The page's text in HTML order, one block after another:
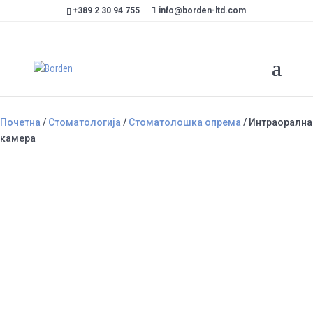
+389 2 30 94 755 info@borden-ltd.com
Почетна / Стоматологија / Стоматолошка опрема / Интраорална
камера